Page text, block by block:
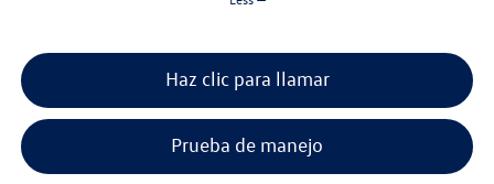
Haz clic para llamar
Prueba de manejo